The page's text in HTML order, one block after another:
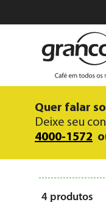
Quer falar
Deixe seu
4000-1572
4 produtos